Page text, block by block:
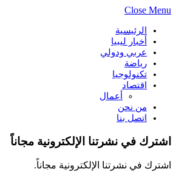
Close Menu
الرئيسية
أخبار ليبيا
عربي ودولي
رياضة
تكنولوجيا
اقتصاد
أعمال
من نحن
اتصل بنا
اشترك في نشرتنا الإلكترونية مجاناً
اشترك في نشرتنا الإلكترونية مجاناً.